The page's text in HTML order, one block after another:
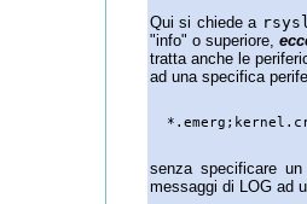
Qui si chiede a
"info" o superiore,
tratta anche le
ad una specifica
senza specificare
messaggi di LOG ad